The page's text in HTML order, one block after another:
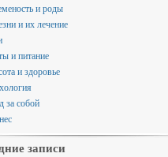
и роды
и их лечение
и питание
и здоровье
за собой
записи